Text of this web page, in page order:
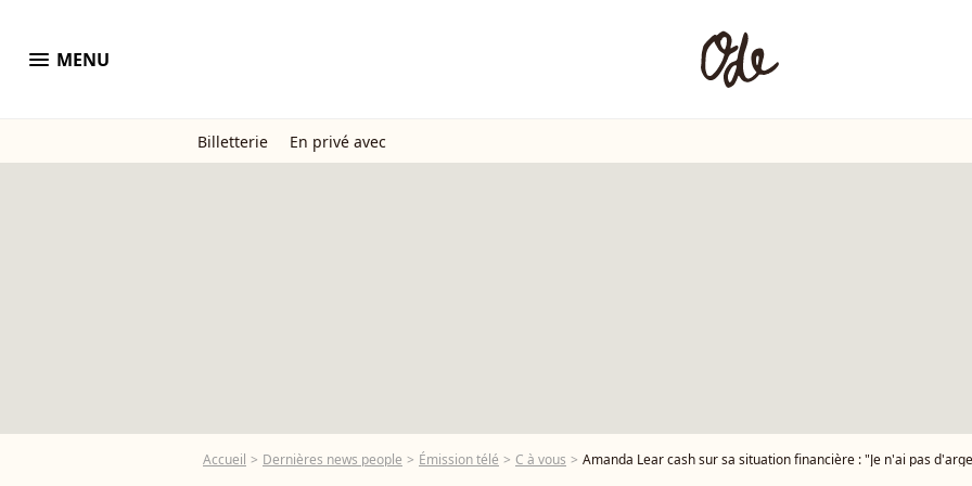
menu MENU
Billetterie En privé avec
Accueil Dernières news people Émission télé C à vous Amanda Lear cash sur sa situation financière : "Je n'ai pas